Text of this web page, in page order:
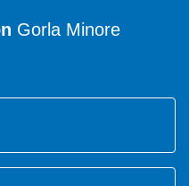
Gorla Minore